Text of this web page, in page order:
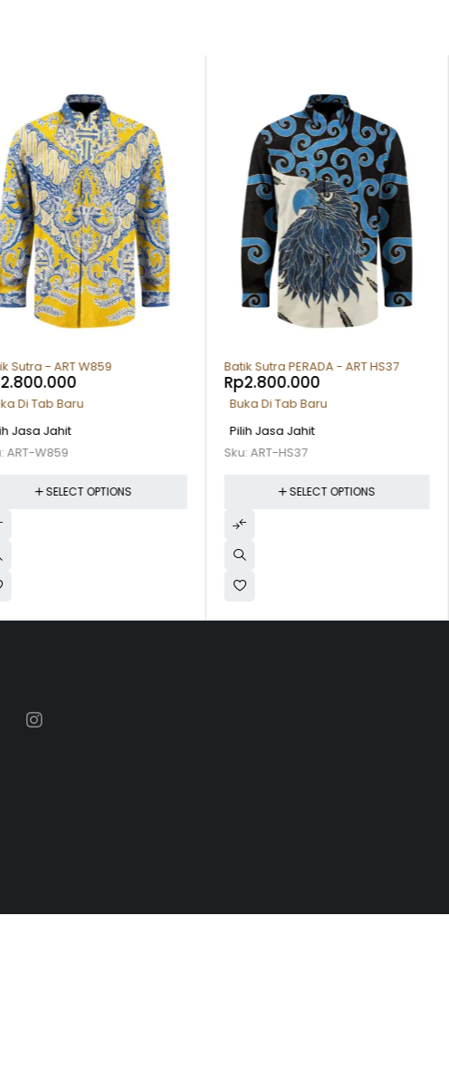
Sutra - ART W859
2.800.000
Di Tab Baru
Jasa Jahit
ART-W859
SELECT OPTIONS
Batik Sutra PERADA - ART HS37
Rp2.800.000
Buka Di Tab Baru
Pilih Jasa Jahit
Sku: ART-HS37
SELECT OPTIONS